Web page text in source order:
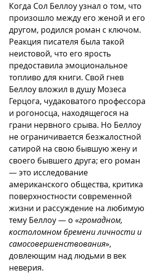
Когда Сол Беллоу узнал о том, что
произошло между его женой и его
другом, родился роман с ключом.
Реакция писателя была такой
неистовой, что его ярость
предоставила эмоциональное
топливо для книги. Свой гнев
Беллоу вложил в душу Мозеса
Герцога, чудаковатого профессора
и рогоносца, находящегося на
грани нервного срыва. Но Беллоу
не ограничивается безжалостной
сатирой на свою бывшую жену и
своего бывшего друга; его роман
— это исследование
американского общества, критика
поверхностности современной
жизни и рассуждение на любимую
тему Беллоу — о «громадном,
костоломном бремени личности и
самосовершенствования»,
довлеющим над людьми в век
неверия.